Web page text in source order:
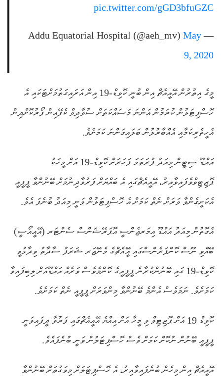
pic.twitter.com/gGD3bfuGZC
— Addu Equatorial Hospital (@aeh_mv)
May
9, 2020
މީގެ އިތުރުން އޭއީއެޗް އިން ބުނީ ކޮވިޑް-19 އިން އަރައިގަތުމަށްޓަކައި އެ
ހޮސްޕިޓަލުން ކުރަމުން އަންނަ މަސައްކަތަށް ސުވާދިވް ކެފޭއިން ފޯރުކޮށްދިން
އެހީތެރިކަމާއި އެއްބާރުލުން ބަލައިގަންނަ ކަމަށެވެ.
އައްޑޫ ސިޓީން މިއަދު ފުރަތަމަ ފަހަރަށް ކޮވިޑް-19 އަށް މީހަކު
ޕޮޒިޓިވްވެފައިވާއިރު، އޭއީއެޗްގައި އެ ބައްޔަށް ފަރުވާދިނުމަށް ބޭނުންވާ ޕީޕީއީ
އެކަށީގެންވާ ވަރަށް ނެތް ކަމަށް އެ ހޮސްޕިޓަލުން ވަނީ މިއަދު ބުނެފަ އެވެ.
އެގޮތުން މިއަދު އައްޑޫ އިމަރޖެންސީ އޮޕަރޭޝަންސް ސެންޓަރ (އޭއީއޯސީ)
ބޭއްވި ނޫސް ކޮންފަރެންސްގައި އޭީއެޗްގެ މެނޭޖަރ ޝަރަފު ސާދާތު ވިދާޅުވީ
ކޮވިޑް-19 ގައި ބޭނުންކުރާނެ ޕީޕީއީގެ ކޮންމެވެސް ވަރެއް އައްޑޫއަށް ލިބިފައިވާ
ކަމަށެވެ. ނަމަވެސް އެންމެ ބޭނުންވާ މިންވަރަށް ޕީޕީއީ ނެތް ކަމަށެވެ.
ކޮވިޑް 19 އަށް ޕޮޒިޓިވް ވި މީހާ އަށް އިއްޔެ އޭއީއެޗްގައި ފަރުވާ ދީފައިވަނީ
ޕީޕީއީ ބޭނުން ނުކޮށް ކަމަށް ވެސް ހޮސްޕިޓަލުން ވަނީ ބުނެފައެވެ.
އޭއީއެޗް އިން މިހެން ބުނެފައިވާއިރު، އެ ހޮސްޕިޓަލަށް މިވަގުތަށް ބޭނުންވާ